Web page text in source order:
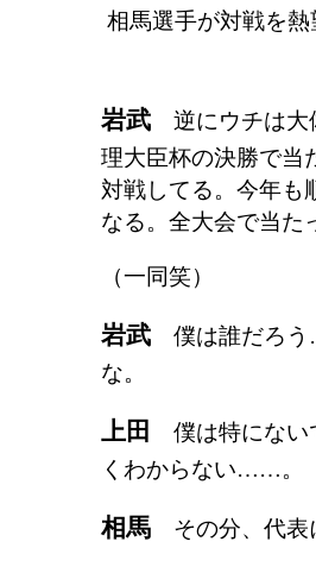
相馬選手が対戦を
岩武 逆にウチは大
理大臣杯の決勝で当
対戦してる。今年も
なる。全大会で当
（一同笑）
岩武 僕は誰だろう
な。
上田
僕は特にない
くわからない……。
相馬 その分、代表